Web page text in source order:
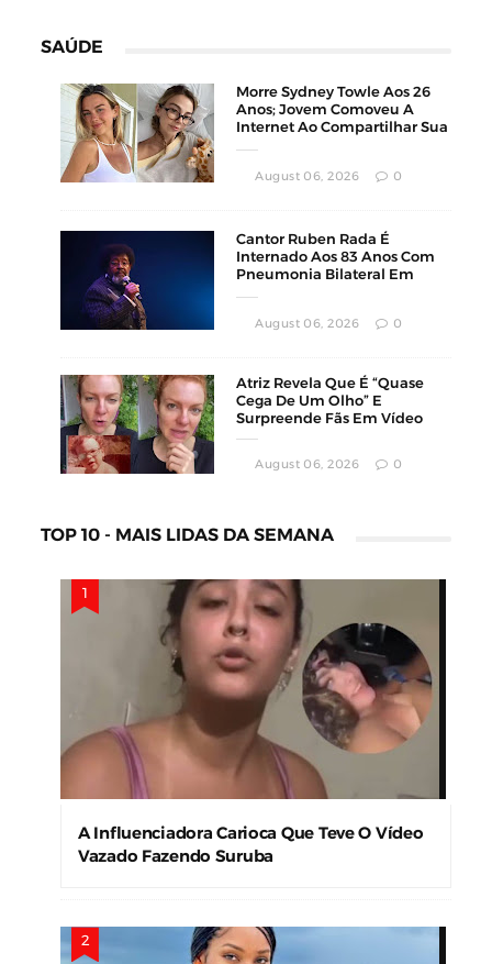
SAÚDE
Morre Sydney Towle Aos 26
Anos; Jovem Comoveu A
Internet Ao Compartilhar Sua
August 06, 2026 0
Cantor Ruben Rada É
Internado Aos 83 Anos Com
Pneumonia Bilateral Em
August 06, 2026 0
Atriz Revela Que É “Quase
Cega De Um Olho” E
Surpreende Fãs Em Vídeo
August 06, 2026 0
TOP 10 - MAIS LIDAS DA SEMANA
A Influenciadora Carioca Que Teve O Vídeo
Vazado Fazendo Suruba